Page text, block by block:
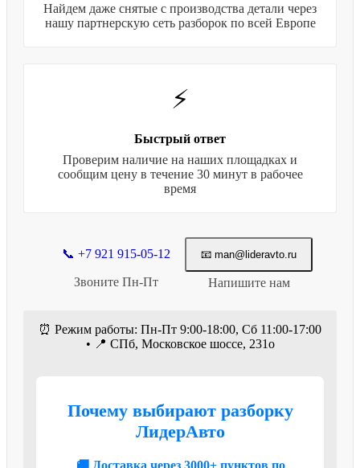
Найдем даже снятые с производства детали через
нашу партнерскую сеть разборок по всей Европе
⚡
Быстрый ответ
Проверим наличие на наших площадках и
сообщим цену в течение 30 минут в рабочее
время
📞 +7 921 915-05-12
Звоните Пн-Пт
📧 man@lideravto.ru
Напишите нам
⏰ Режим работы: Пн-Пт 9:00-18:00, Сб 11:00-17:00
• 📍 СПб, Московское шоссе, 231о
Почему выбирают разборку
ЛидерАвто
🚚 Доставка через 3000+ пунктов по